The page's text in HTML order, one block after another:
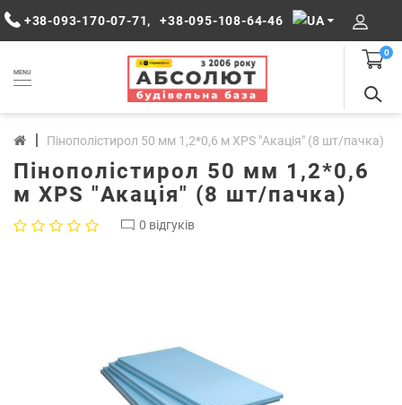
+38-093-170-07-71, +38-095-108-64-46
MENU
0
Пінополістирол 50 мм 1,2*0,6 м XPS "Акація" (8 шт/пачка)
Пінополістирол 50 мм 1,2*0,6
м XPS "Акація" (8 шт/пачка)
0 відгуків